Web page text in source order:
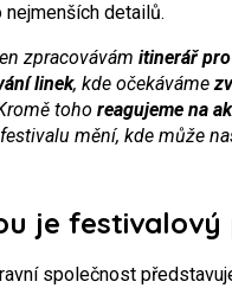
detailů.
zpracovávám itinerář
linek, kde očekáváme
toho reagujeme na
mění, kde může
je
společnost